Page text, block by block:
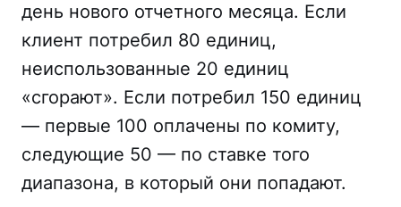
день нового отчетного месяца. Если
клиент потребил 80 единиц,
неиспользованные 20 единиц
«сгорают». Если потребил 150 единиц
— первые 100 оплачены по комиту,
следующие 50 — по ставке того
диапазона, в который они попадают.